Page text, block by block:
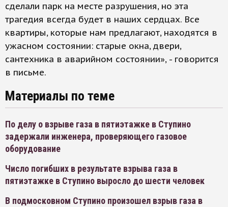
сделали парк на месте разрушения, но эта
трагедия всегда будет в наших сердцах. Все
квартиры, которые нам предлагают, находятся в
ужасном состоянии: старые окна, двери,
сантехника в аварийном состоянии», - говорится
в письме.
Материалы по теме
По делу о взрыве газа в пятиэтажке в Ступино
задержали инженера, проверяющего газовое
оборудование
Число погибших в результате взрыва газа в
пятиэтажке в Ступино выросло до шести человек
В подмосковном Ступино произошел взрыв газа в